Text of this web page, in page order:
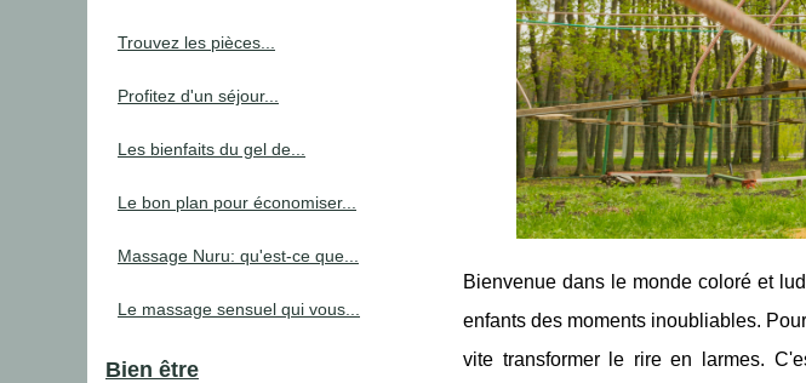
Bienvenue dans le monde coloré et
enfants des moments inoubliables.
vite transformer le rire en larmes.
Trouvez les pièces...
Profitez d'un séjour...
Les bienfaits du gel de...
Le bon plan pour économiser...
Massage Nuru: qu'est-ce que...
Le massage sensuel qui vous...
Bien être